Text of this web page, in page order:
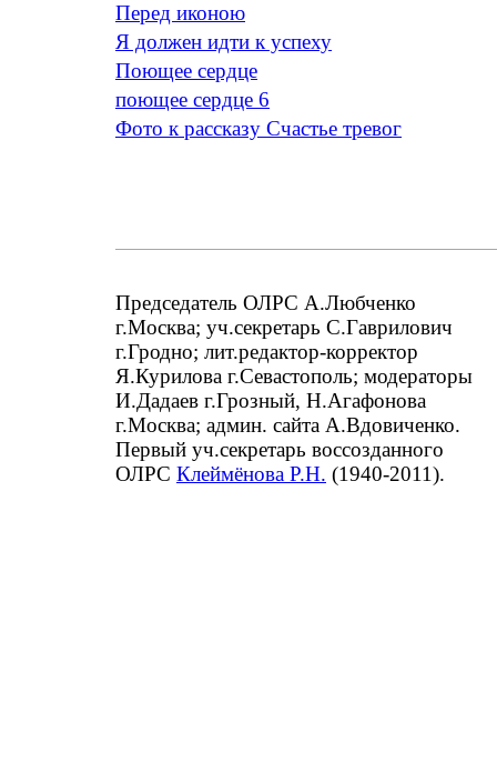
Перед иконою
Я должен идти к успеху
Поющее сердце
поющее сердце 6
Фото к рассказу Счастье тревог
Председатель ОЛРС А.Любченко
г.Москва; уч.секретарь С.Гаврилович
г.Гродно; лит.редактор-корректор
Я.Курилова г.Севастополь; модераторы
И.Дадаев г.Грозный, Н.Агафонова
г.Москва; админ. сайта А.Вдовиченко.
Первый уч.секретарь воссозданного
ОЛРС Клеймёнова Р.Н. (1940-2011).